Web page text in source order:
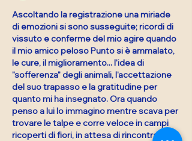
Ascoltando la registrazione una miriade
di emozioni si sono susseguite; ricordi di
vissuto e conferme del mio agire quando
il mio amico peloso Punto si è ammalato,
le cure, il miglioramento... l'idea di
"sofferenza" degli animali, l'accettazione
del suo trapasso e la gratitudine per
quanto mi ha insegnato. Ora quando
penso a lui lo immagino mentre scava per
trovare le talpe e corre veloce in campi
ricoperti di fiori, in attesa di rincontrarci